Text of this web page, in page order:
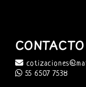
CONTACTO
55 6507 7538